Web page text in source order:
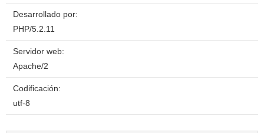
Desarrollado por:
PHP/5.2.11
Servidor web:
Apache/2
Codificación:
utf-8